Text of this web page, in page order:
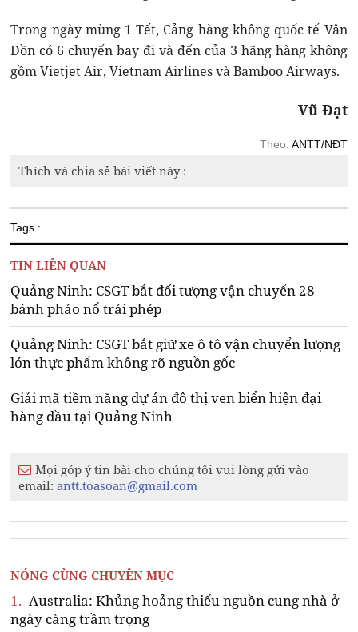
Trong ngày mùng 1 Tết, Cảng hàng không quốc tế Vân
Đồn có 6 chuyến bay đi và đến của 3 hãng hàng không
gồm Vietjet Air, Vietnam Airlines và Bamboo Airways.
Vũ Đạt
Theo: ANTT/NĐT
Thích và chia sẻ bài viết này :
Tags :
TIN LIÊN QUAN
Quảng Ninh: CSGT bắt đối tượng vận chuyển 28
bánh pháo nổ trái phép
Quảng Ninh: CSGT bắt giữ xe ô tô vận chuyển lượng
lớn thực phẩm không rõ nguồn gốc
Giải mã tiềm năng dự án đô thị ven biển hiện đại
hàng đầu tại Quảng Ninh
Mọi góp ý tin bài cho chúng tôi vui lòng gửi vào
email:antt.toasoan@gmail.com
NÓNG CÙNG CHUYÊN MỤC
1. Australia: Khủng hoảng thiếu nguồn cung nhà ở
ngày càng trầm trọng